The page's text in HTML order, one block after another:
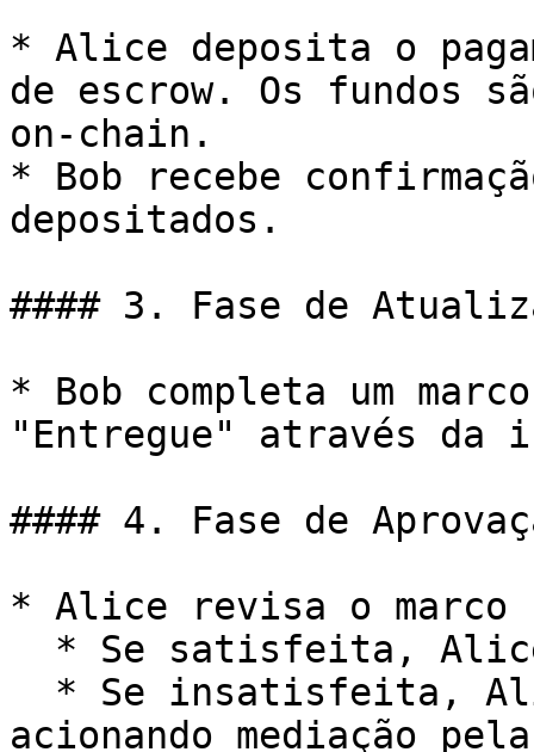
* Alice deposita o
de escrow. Os fundos
on-chain.
* Bob recebe
depositados.
#### 3. Fase de
* Bob completa um
"Entregue" através da
#### 4. Fase de
* Alice revisa o marco
acionando mediação